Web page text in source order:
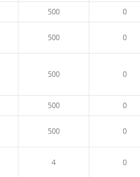
500 0
500 0
500 0
500 0
500 0
4 0